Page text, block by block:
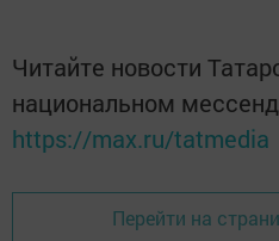
Читайте новости
национальном
https://max.ru/tatmedia
Перейти на